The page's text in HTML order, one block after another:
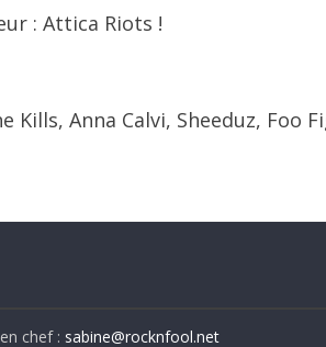
: Attica Riots !
Kills, Anna Calvi, Sheeduz, Foo
chef : sabine@rocknfool.net